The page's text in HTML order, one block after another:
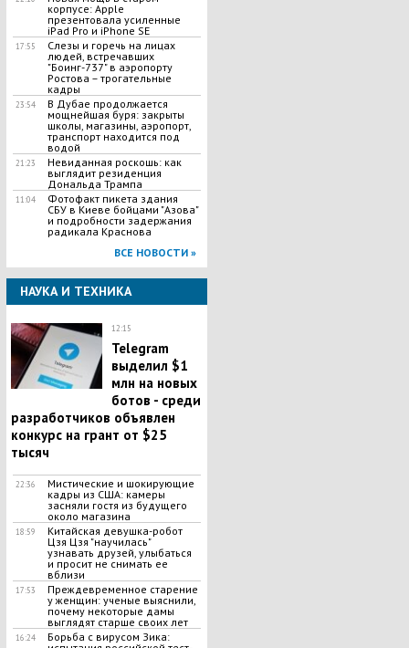
корпусе: Apple
презентовала усиленные
iPad Pro и iPhone SE
17:55
Слезы и горечь на лицах
людей, встречавших
"Боинг-737" в аэропорту
Ростова – трогательные
кадры
23:54
В Дубае продолжается
мощнейшая буря: закрыты
школы, магазины, аэропорт,
транспорт находится под
водой
21:23
Невиданная роскошь: как
выглядит резиденция
Дональда Трампа
11:04
Фотофакт пикета здания
СБУ в Киеве бойцами "Азова"
и подробности задержания
радикала Краснова
ВСЕ НОВОСТИ »
НАУКА И ТЕХНИКА
12:15
Telegram
выделил $1
млн на новых
ботов - среди
разработчиков объявлен
конкурс на грант от $25
тысяч
22:36
Мистические и шокирующие
кадры из США: камеры
засняли гостя из будущего
около магазина
18:59
Китайская девушка-робот
Цзя Цзя "научилась"
узнавать друзей, улыбаться
и просит не снимать ее
вблизи
17:53
Преждевременное старение
у женщин: ученые выяснили,
почему некоторые дамы
выглядят старше своих лет
16:24
Борьба с вирусом Зика: